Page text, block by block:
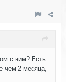
с ним? Есть
чем 2 месяца,